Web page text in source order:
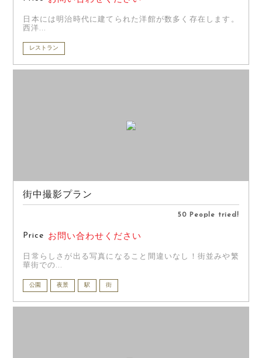
日本には明治時代に建てられた洋館が数多く存在します。
西洋...
レストラン
街中撮影プラン
50 People tried!
Price お問い合わせください
日常らしさが出る写真になること間違いなし！街並みや繁
華街での...
公園 夜景 駅 街